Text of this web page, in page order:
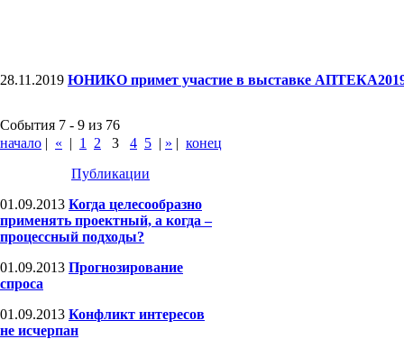
28.11.2019 ЮНИКО примет участие в выставке
События 7 - 9 из 76
начало | « | 1 2 3 4 5 | » | конец
Публикации
01.09.2013 Когда целесообразно
применять проектный, а когда –
процессный подходы?
01.09.2013 Прогнозирование
спроса
01.09.2013 Конфликт интересов
не исчерпан